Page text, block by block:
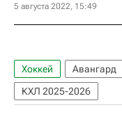
5 августа 2022, 15:49
Хоккей Авангард
КХЛ 2025-2026